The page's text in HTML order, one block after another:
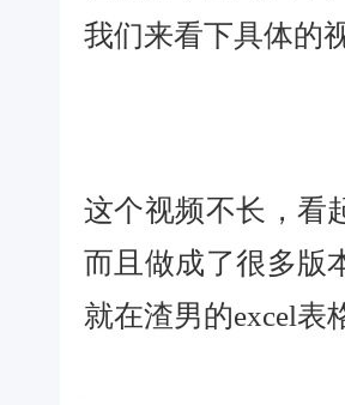
我们来看下具体的
这个视频不长，看
而且做成了很多版
就在渣男的excel表